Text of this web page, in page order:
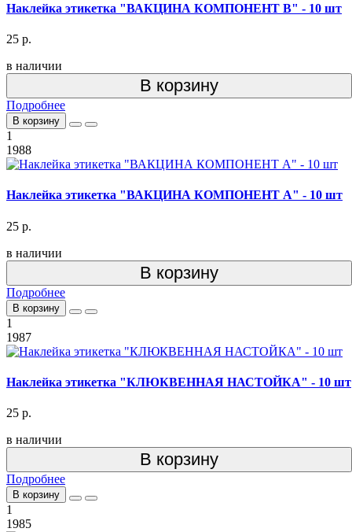
Наклейка этикетка "ВАКЦИНА КОМПОНЕНТ В" - 10 шт
25 р.
в наличии
В корзину
Подробнее
В корзину
1
1988
Наклейка этикетка "ВАКЦИНА КОМПОНЕНТ А" - 10 шт
25 р.
в наличии
В корзину
Подробнее
В корзину
1
1987
Наклейка этикетка "КЛЮКВЕННАЯ НАСТОЙКА" - 10 шт
25 р.
в наличии
В корзину
Подробнее
В корзину
1
1985